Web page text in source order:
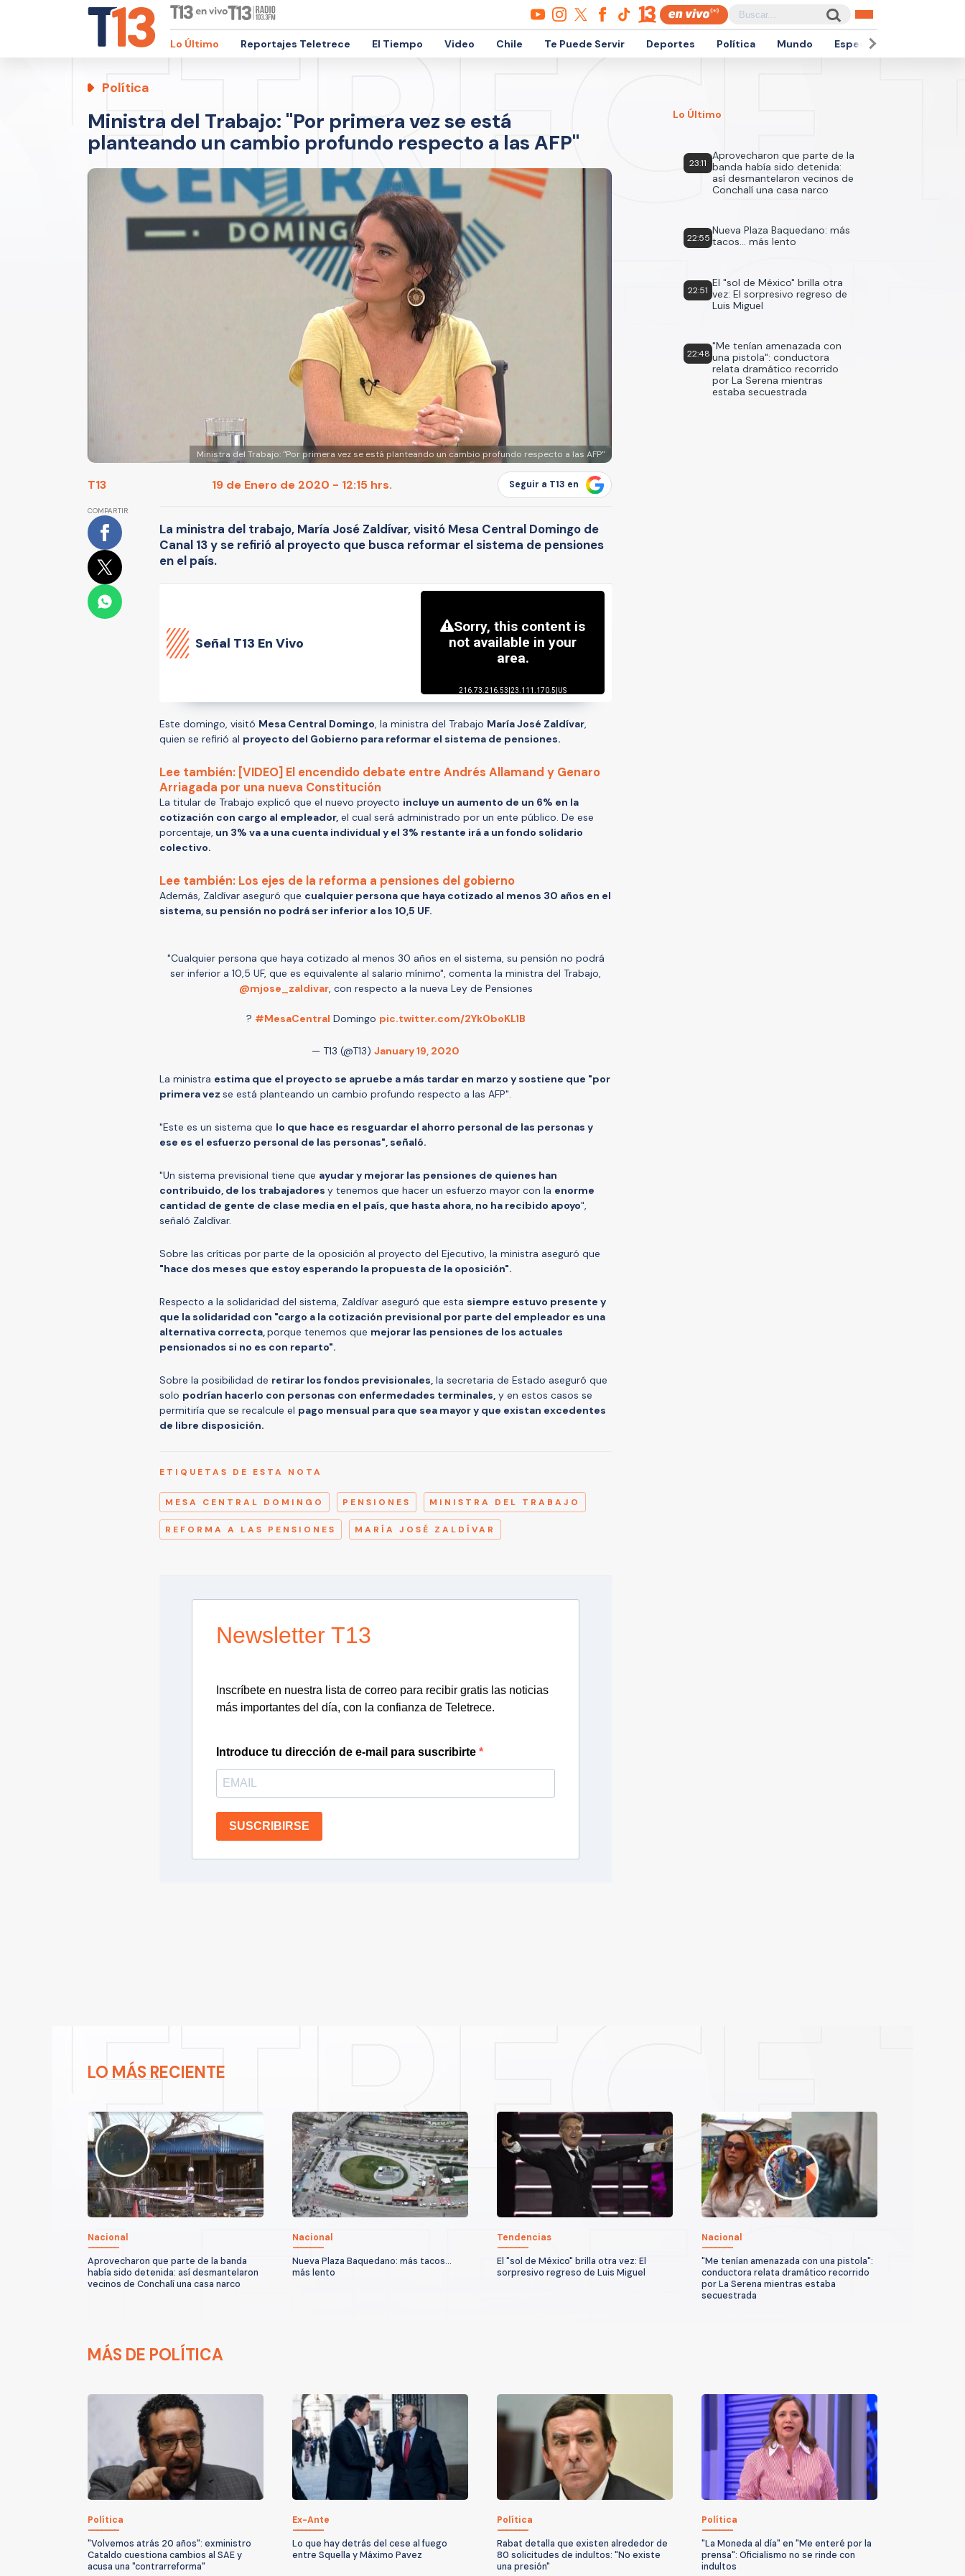
Lo Último Reportajes Teletrece El Tiempo Video Chile Te Puede Servir Deportes Política Mundo Espectáculos
Política
Ministra del Trabajo: "Por primera vez se está
planteando un cambio profundo respecto a las AFP"
Ministra del Trabajo: "Por primera vez se está planteando un cambio profundo respecto a las AFP"
T13 19 de Enero de 2020 - 12:15 hrs. Seguir a T13 en
COMPARTIR
La ministra del trabajo, María José Zaldívar, visitó Mesa Central Domingo de
Canal 13 y se refirió al proyecto que busca reformar el sistema de pensiones
en el país.
Señal T13 En Vivo
Este domingo, visitó Mesa Central Domingo, la ministra del Trabajo María José Zaldívar,
quien se refirió al proyecto del Gobierno para reformar el sistema de pensiones.
Lee también: [VIDEO] El encendido debate entre Andrés Allamand y Genaro
Arriagada por una nueva Constitución
La titular de Trabajo explicó que el nuevo proyecto incluye un aumento de un 6% en la
cotización con cargo al empleador, el cual será administrado por un ente público. De ese
porcentaje, un 3% va a una cuenta individual y el 3% restante irá a un fondo solidario
colectivo.
Lee también: Los ejes de la reforma a pensiones del gobierno
Además, Zaldívar aseguró que cualquier persona que haya cotizado al menos 30 años en el
sistema, su pensión no podrá ser inferior a los 10,5 UF.
"Cualquier persona que haya cotizado al menos 30 años en el sistema, su pensión no podrá
ser inferior a 10,5 UF, que es equivalente al salario mínimo", comenta la ministra del Trabajo,
@mjose_zaldivar, con respecto a la nueva Ley de Pensiones
? #MesaCentral Domingo pic.twitter.com/2Yk0boKL1B
— T13 (@T13) January 19, 2020
La ministra estima que el proyecto se apruebe a más tardar en marzo y sostiene que "por
primera vez se está planteando un cambio profundo respecto a las AFP".
"Este es un sistema que lo que hace es resguardar el ahorro personal de las personas y
ese es el esfuerzo personal de las personas", señaló.
"Un sistema previsional tiene que ayudar y mejorar las pensiones de quienes han
contribuido, de los trabajadores y tenemos que hacer un esfuerzo mayor con la enorme
cantidad de gente de clase media en el país, que hasta ahora, no ha recibido apoyo",
señaló Zaldívar.
Sobre las críticas por parte de la oposición al proyecto del Ejecutivo, la ministra aseguró que
"hace dos meses que estoy esperando la propuesta de la oposición".
Respecto a la solidaridad del sistema, Zaldívar aseguró que esta siempre estuvo presente y
que la solidaridad con "cargo a la cotización previsional por parte del empleador es una
alternativa correcta,porque tenemos que mejorar las pensiones de los actuales
pensionados si no es con reparto".
Sobre la posibilidad de retirar los fondos previsionales, la secretaria de Estado aseguró que
solo podrían hacerlo con personas con enfermedades terminales, y en estos casos se
permitiría que se recalcule el pago mensual para que sea mayor y que existan excedentes
de libre disposición.
ETIQUETAS DE ESTA NOTA
MESA CENTRAL DOMINGO PENSIONES MINISTRA DEL TRABAJO
REFORMA A LAS PENSIONES MARÍA JOSÉ ZALDÍVAR
Newsletter T13
Inscríbete en nuestra lista de correo para recibir gratis las noticias
más importantes del día, con la confianza de Teletrece.
Introduce tu dirección de e-mail para suscribirte
SUSCRIBIRSE
Lo Último
23:11
Aprovecharon que parte de la
banda había sido detenida:
así desmantelaron vecinos de
Conchalí una casa narco
22:55
Nueva Plaza Baquedano: más
tacos... más lento
22:51
El "sol de México" brilla otra
vez: El sorpresivo regreso de
Luis Miguel
22:48
"Me tenían amenazada con
una pistola": conductora
relata dramático recorrido
por La Serena mientras
estaba secuestrada
LO MÁS RECIENTE
Nacional
Aprovecharon que parte de la banda
había sido detenida: así desmantelaron
vecinos de Conchalí una casa narco
Nacional
Nueva Plaza Baquedano: más tacos...
más lento
Tendencias
El "sol de México" brilla otra vez: El
sorpresivo regreso de Luis Miguel
Nacional
"Me tenían amenazada con una pistola":
conductora relata dramático recorrido
por La Serena mientras estaba
secuestrada
MÁS DE POLÍTICA
Política
"Volvemos atrás 20 años": exministro
Cataldo cuestiona cambios al SAE y
acusa una "contrarreforma"
Ex-Ante
Lo que hay detrás del cese al fuego
entre Squella y Máximo Pavez
Política
Rabat detalla que existen alrededor de
80 solicitudes de indultos: "No existe
una presión"
Política
"La Moneda al día" en "Me enteré por la
prensa": Oficialismo no se rinde con
indultos